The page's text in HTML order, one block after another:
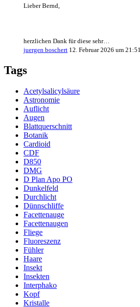
Lieber Bernd,
herzlichen Dank für diese sehr…
juergen boschert 12. Februar 2026 um 21:51
Tags
Acetylsalicylsäure
Astronomie
Auflicht
Augen
Blattquerschnitt
Botanik
Cardioid
CDF
D850
DMG
D Plan Apo PO
Dunkelfeld
Durchlicht
Dünnschliffe
Facettenauge
Facettenaugen
Fliege
Fluoreszenz
Fühler
Haare
Insekt
Insekten
Interphako
Kopf
Kristalle